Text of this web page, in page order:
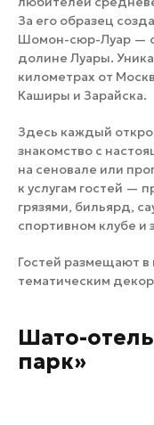
За его образец
Шомон-сюр-Луар —
долине Луары.
километрах от
Каширы и Зарайска.
Здесь каждый
знакомство с
на сеновале или
к услугам гостей —
грязями, бильярд,
спортивном клубе и
Гостей размещают
тематическим
Шато-
парк»